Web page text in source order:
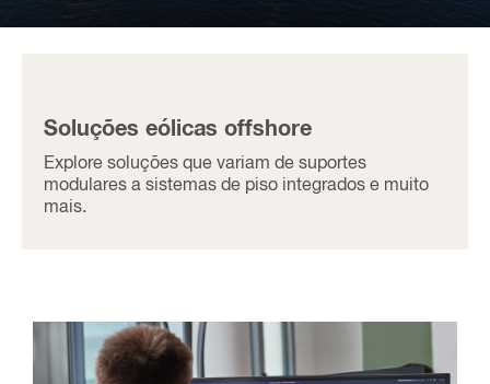
Soluções eólicas offshore
Explore soluções que variam de suportes
modulares a sistemas de piso integrados e muito
mais.